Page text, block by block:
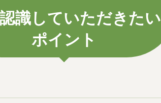
識していただきたい
ポイント